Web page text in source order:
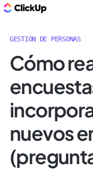
GESTIÓN DE PERSONAS
Cómo
nuevos